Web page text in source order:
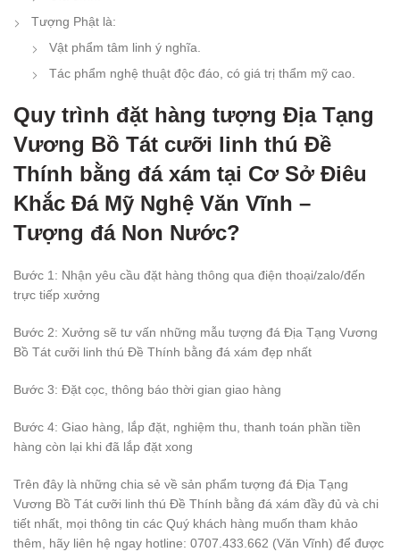
Tượng Phật là:
Vật phẩm tâm linh ý nghĩa.
Tác phẩm nghệ thuật độc đáo, có giá trị thẩm mỹ cao.
Quy trình đặt hàng tượng Địa Tạng
Vương Bồ Tát cưỡi linh thú Đề
Thính bằng đá xám tại Cơ Sở Điêu
Khắc Đá Mỹ Nghệ Văn Vĩnh –
Tượng đá Non Nước?
Bước 1: Nhận yêu cầu đặt hàng thông qua điện thoại/zalo/đến
trực tiếp xưởng
Bước 2: Xưởng sẽ tư vấn những mẫu tượng đá Địa Tạng Vương
Bồ Tát cưỡi linh thú Đề Thính bằng đá xám đẹp nhất
Bước 3: Đặt cọc, thông báo thời gian giao hàng
Bước 4: Giao hàng, lắp đặt, nghiệm thu, thanh toán phần tiền
hàng còn lại khi đã lắp đặt xong
Trên đây là những chia sẻ về sản phẩm tượng đá Địa Tạng
Vương Bồ Tát cưỡi linh thú Đề Thính bằng đá xám đầy đủ và chi
tiết nhất, mọi thông tin các Quý khách hàng muốn tham khảo
thêm, hãy liên hệ ngay hotline: 0707.433.662 (Văn Vĩnh) để được